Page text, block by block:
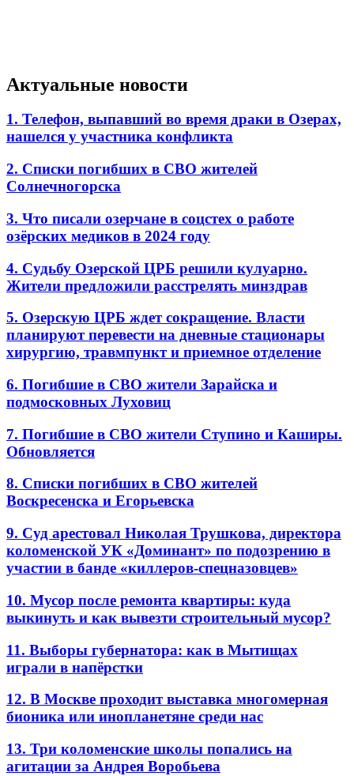
Актуальные новости
1. Телефон, выпавший во время драки в Озерах,
нашелся у участника конфликта
2. Списки погибших в СВО жителей
Солнечногорска
3. Что писали озерчане в соцстех о работе
озёрских медиков в 2024 году
4. Судьбу Озерской ЦРБ решили кулуарно.
Жители предложили расстрелять минздрав
5. Озерскую ЦРБ ждет сокращение. Власти
планируют перевести на дневные стационары
хирургию, травмпункт и приемное отделение
6. Погибшие в СВО жители Зарайска и
подмосковных Луховиц
7. Погибшие в СВО жители Ступино и Каширы.
Обновляется
8. Списки погибших в СВО жителей
Воскресенска и Егорьевска
9. Суд арестовал Николая Трушкова, директора
коломенской УК «Доминант» по подозрению в
участии в банде «киллеров-спецназовцев»
10. Мусор после ремонта квартиры: куда
выкинуть и как вывезти строительный мусор?
11. Выборы губернатора: как в Мытищах
играли в напёрстки
12. В Москве проходит выставка многомерная
бионика или инопланетяне среди нас
13. Три коломенские школы попались на
агитации за Андрея Воробьева